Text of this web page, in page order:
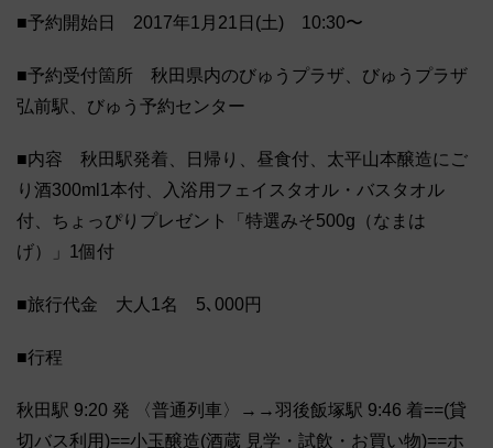
■予約開始日 2017年1月21日(土) 10:30〜
■予約受付箇所 秋田県内のびゅうプラザ、びゅうプラザ
弘前駅、びゅう予約センター
■内容 秋田駅発着、日帰り、昼食付、太平山本醸造にご
り酒300ml1本付、入浴用フェイスタオル・バスタオル
付、ちょっぴりプレゼント「特選みそ500g（なまは
げ）」1個付
■旅行代金 大人1名 5､000円
■行程
秋田駅 9:20 発 〈普通列車〉→→羽後飯塚駅 9:46 着==(貸
切バス利用)==小玉醸造(酒蔵 見学・試飲・お買い物)==ホ